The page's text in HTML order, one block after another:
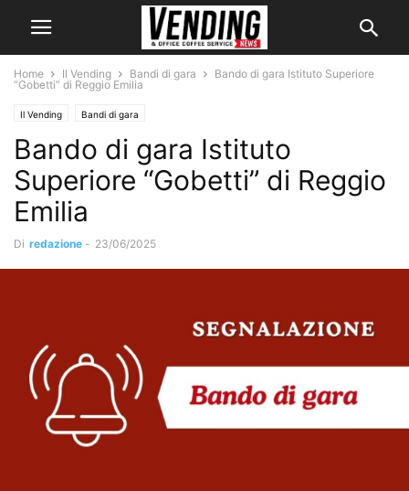
Home Il Vending Bandi di gara
Bando di gara Istituto Superiore
“Gobetti” di Reggio Emilia
Il Vending Bandi di gara
Bando di gara Istituto
Superiore “Gobetti” di Reggio
Emilia
Di redazione - 23/06/2025